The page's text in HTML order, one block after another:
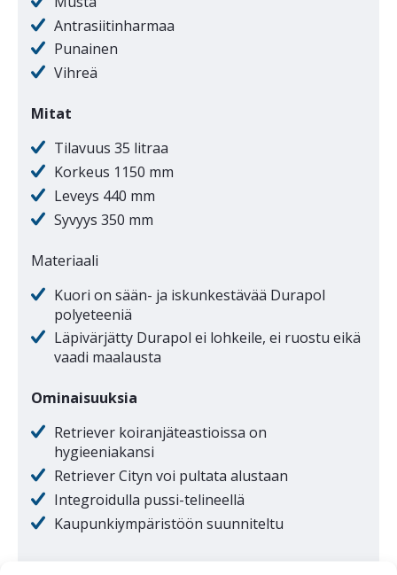
Antrasiitinharmaa
Punainen
Vihreä
Mitat
Tilavuus 35 litraa
Korkeus 1150 mm
Leveys 440 mm
Syvyys 350 mm
Materiaali
Kuori on sään- ja iskunkestävää Durapol
polyeteeniä
Läpivärjätty Durapol ei lohkeile, ei ruostu eikä
vaadi maalausta
Ominaisuuksia
Retriever koiranjäteastioissa on
hygieeniakansi
Retriever Cityn voi pultata alustaan
Integroidulla pussi-telineellä
Kaupunkiympäristöön suunniteltu